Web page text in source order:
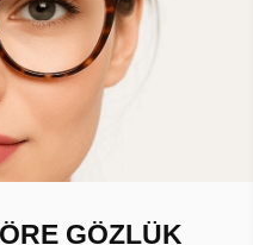
GÖZLÜK